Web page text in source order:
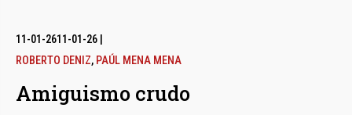
11-01-2611-01-26
ROBERTO DENIZ, PAÚL MENA MENA
Amiguismo crudo